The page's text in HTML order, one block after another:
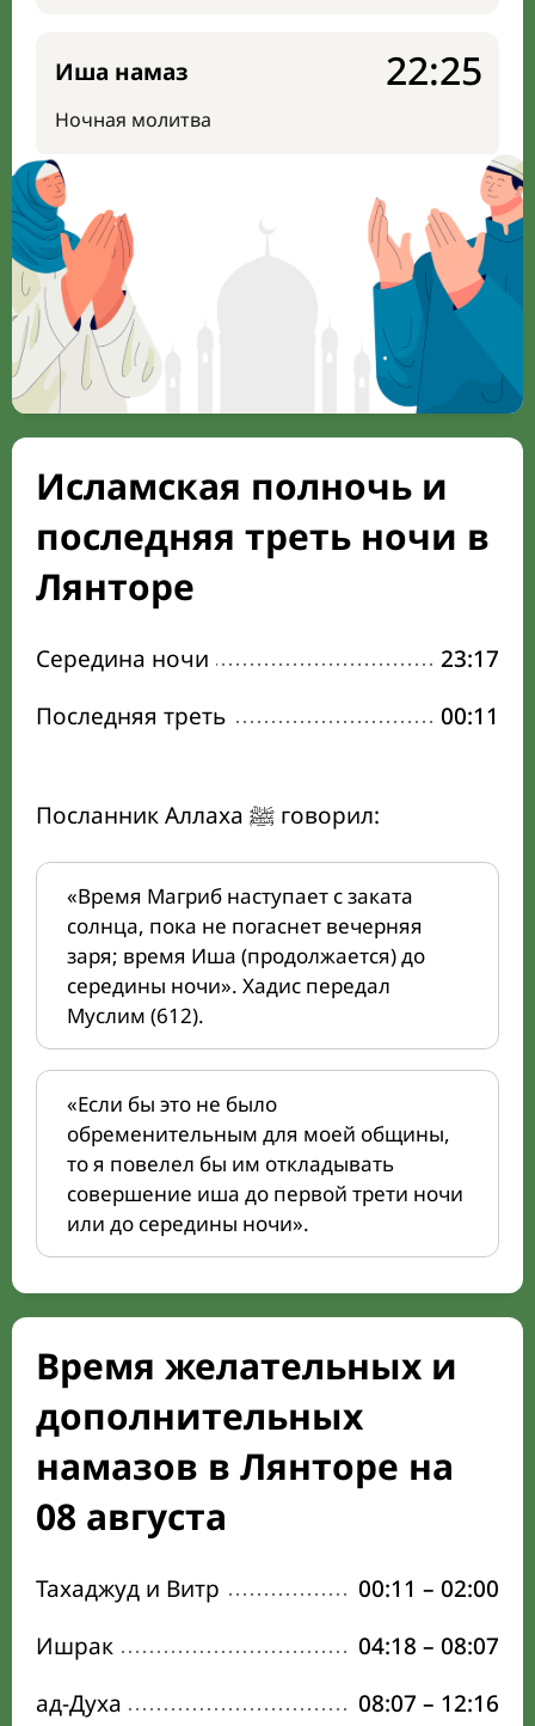
Иша намаз
Ночная молитва
22:25
Исламская полночь и
последняя треть ночи в
Лянторе
Середина ночи
23:17
Последняя треть
00:11
Посланник Аллаха ﷺ говорил:
«Время Магриб наступает с заката
солнца, пока не погаснет вечерняя
заря; время Иша (продолжается) до
середины ночи». Хадис передал
Муслим (612).
«Если бы это не было
обременительным для моей общины,
то я повелел бы им откладывать
совершение иша до первой трети ночи
или до середины ночи».
Время желательных и
дополнительных
намазов в Лянторе на
08 августа
Тахаджуд и Витр 00:11 – 02:00
Ишрак
04:18 – 08:07
ад-Духа
08:07 – 12:16